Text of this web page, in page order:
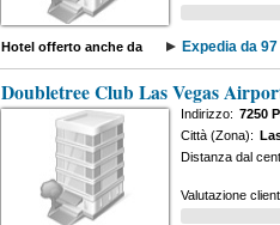
Hotel offerto anche da Expedia da 97
Doubletree Club Las Vegas
Indirizzo: 7250
Città (Zona):
Distanza dal
Valutazione